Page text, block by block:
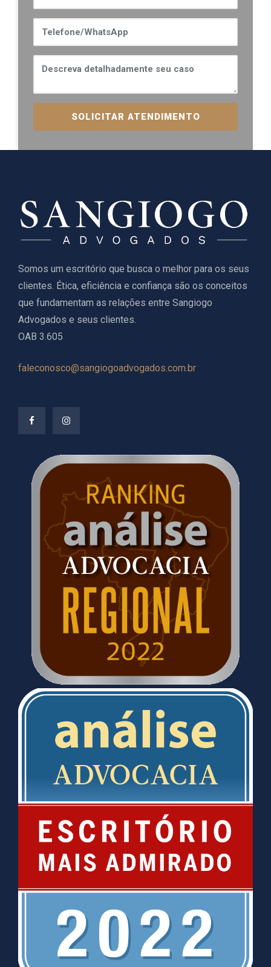
SOLICITAR ATENDIMENTO
Somos um escritório que busca o melhor para os seus
clientes. Ética, eficiência e confiança são os conceitos
que fundamentam as relações entre Sangiogo
Advogados e seus clientes.
OAB 3.605
faleconosco@sangiogoadvogados.com.br